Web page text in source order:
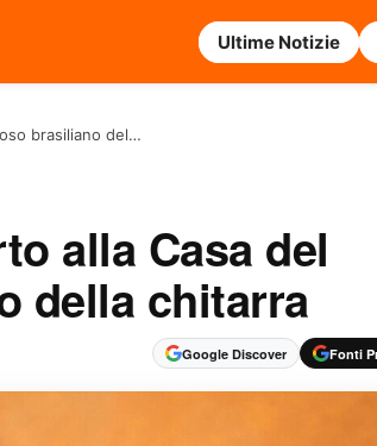
Ultime Notizie
brasiliano del…
alla Casa del
della chitarra
Google Discover Fonti